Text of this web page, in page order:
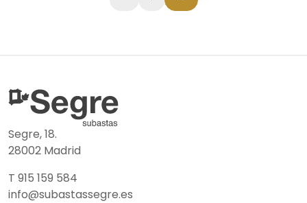
Segre, 18.
28002 Madrid
T 915 159 584
info@subastassegre.es